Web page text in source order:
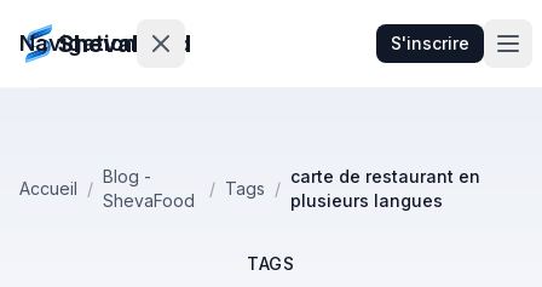
ShevaFood S'inscrire
Navigation
Nouveautés
Accueil /
Blog -
ShevaFood
/ Tags /
carte de restaurant en
plusieurs langues
TAGS